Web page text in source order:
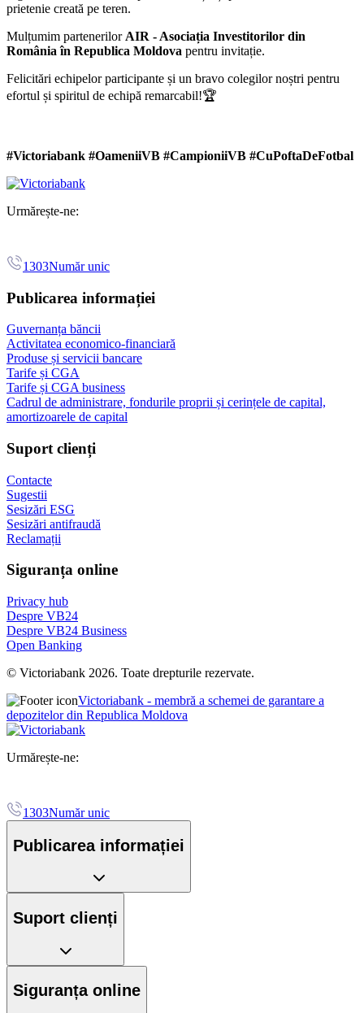
prietenie creată pe teren.
Mulțumim partenerilor AIR - Asociația Investitorilor din
România în Republica Moldova pentru invitație.
Felicitări echipelor participante și un bravo colegilor noștri pentru
efortul și spiritul de echipă remarcabil!🏆
#Victoriabank #OameniiVB #CampioniiVB #CuPoftaDeFotbal
Urmărește-ne:
1303Număr unic
Publicarea informației
Guvernanța băncii
Activitatea economico-financiară
Produse și servicii bancare
Tarife și CGA
Tarife și CGA business
Cadrul de administrare, fondurile proprii și cerințele de capital,
amortizoarele de capital
Suport clienți
Contacte
Sugestii
Sesizări ESG
Sesizări antifraudă
Reclamații
Siguranța online
Privacy hub
Despre VB24
Despre VB24 Business
Open Banking
© Victoriabank 2026. Toate drepturile rezervate.
Victoriabank - membră a schemei de garantare a
depozitelor din Republica Moldova
Urmărește-ne:
1303Număr unic
Publicarea informației
Suport clienți
Siguranța online